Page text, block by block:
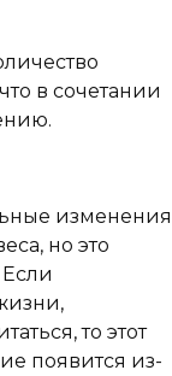
в сочетании
изменения
но это
то этот
появится из-